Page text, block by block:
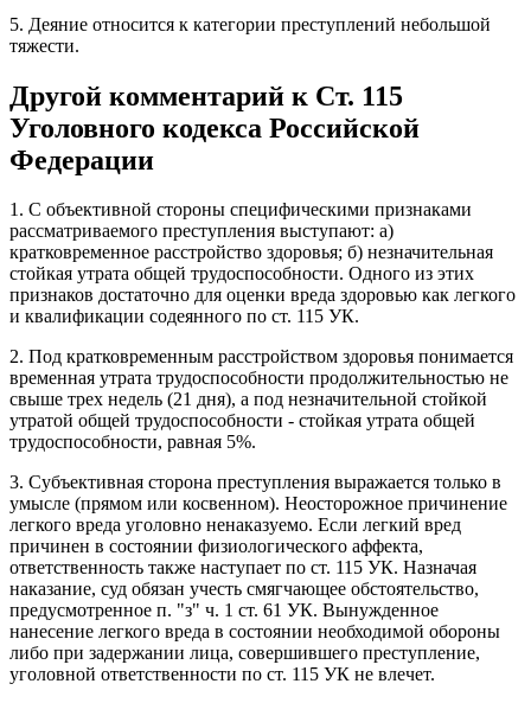
5. Деяние относится к категории преступлений небольшой
тяжести.
Другой комментарий к Ст. 115
Уголовного кодекса Российской
Федерации
1. С объективной стороны специфическими признаками
рассматриваемого преступления выступают: а)
кратковременное расстройство здоровья; б) незначительная
стойкая утрата общей трудоспособности. Одного из этих
признаков достаточно для оценки вреда здоровью как легкого
и квалификации содеянного по ст. 115 УК.
2. Под кратковременным расстройством здоровья понимается
временная утрата трудоспособности продолжительностью не
свыше трех недель (21 дня), а под незначительной стойкой
утратой общей трудоспособности - стойкая утрата общей
трудоспособности, равная 5%.
3. Субъективная сторона преступления выражается только в
умысле (прямом или косвенном). Неосторожное причинение
легкого вреда уголовно ненаказуемо. Если легкий вред
причинен в состоянии физиологического аффекта,
ответственность также наступает по ст. 115 УК. Назначая
наказание, суд обязан учесть смягчающее обстоятельство,
предусмотренное п. "з" ч. 1 ст. 61 УК. Вынужденное
нанесение легкого вреда в состоянии необходимой обороны
либо при задержании лица, совершившего преступление,
уголовной ответственности по ст. 115 УК не влечет.